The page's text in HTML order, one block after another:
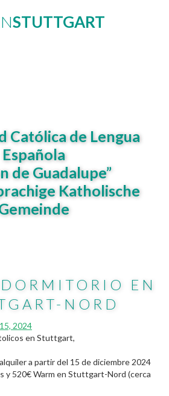
STUTTGART
Católica de Lengua
Española
de Guadalupe”
Katholische
EN
NORD
2024
en Stuttgart,
a partir del 15 de diciembre 2024
y 520€ Warm en Stuttgart-Nord (cerca